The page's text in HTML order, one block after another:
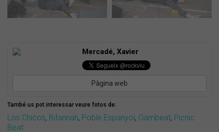
Mercadé, Xavier
Pàgina web
També us pot interessar veure fotos de:
Los Chicos, Bifannah, Poble Espanyol , Gambeat, Picnic
Beat